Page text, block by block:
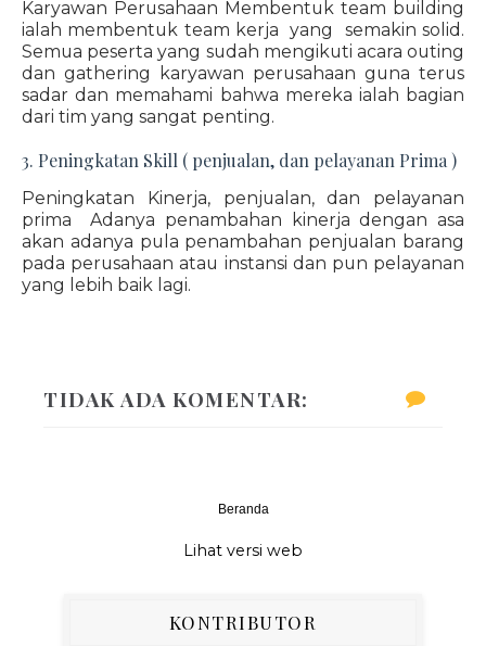
Karyawan Perusahaan Membentuk team building
ialah membentuk team kerja yang semakin solid.
Semua peserta yang sudah mengikuti acara outing
dan gathering karyawan perusahaan guna terus
sadar dan memahami bahwa mereka ialah bagian
dari tim yang sangat penting.
3. Peningkatan Skill ( penjualan, dan pelayanan Prima )
Peningkatan Kinerja, penjualan, dan pelayanan
prima Adanya penambahan kinerja dengan asa
akan adanya pula penambahan penjualan barang
pada perusahaan atau instansi dan pun pelayanan
yang lebih baik lagi.
TIDAK ADA KOMENTAR:
Beranda
Lihat versi web
KONTRIBUTOR